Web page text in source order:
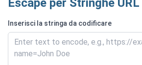
Escape per Stringhe URL
Inserisci la stringa da codificare